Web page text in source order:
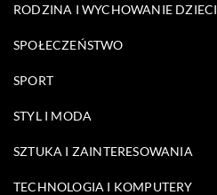
RODZINA I WYCHOWANIE DZIECI
SPOŁECZEŃSTWO
SPORT
STYL I MODA
SZTUKA I ZAINTERESOWANIA
TECHNOLOGIA I KOMPUTERY